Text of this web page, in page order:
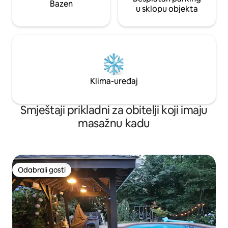
Bazen
u sklopu objekta
Klima-uređaj
Smještaji prikladni za obitelji koji imaju
masažnu kadu
Odabrali gosti
Odabrali gosti